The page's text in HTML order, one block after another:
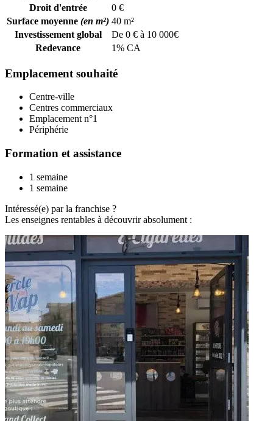
Droit d'entrée
0 €
Surface moyenne (en m²) 40 m²
Investissement global
De 0 € à 10 000€
Redevance
1% CA
Emplacement souhaité
Centre-ville
Centres commerciaux
Emplacement n°1
Périphérie
Formation et assistance
1 semaine
1 semaine
Intéressé(e) par la franchise ?
Les enseignes rentables à découvrir absolument :